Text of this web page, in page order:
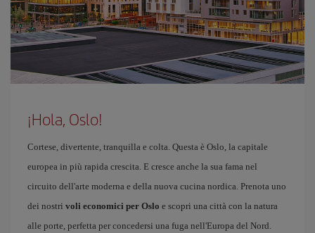
¡Hola, Oslo!
Cortese, divertente, tranquilla e colta. Questa è Oslo, la capitale
europea in più rapida crescita. E cresce anche la sua fama nel
circuito dell'arte moderna e della nuova cucina nordica. Prenota uno
dei nostri voli economici per Oslo e scopri una città con la natura
alle porte, perfetta per concedersi una fuga nell'Europa del Nord.